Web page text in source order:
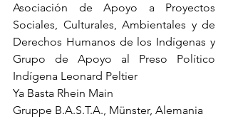
Asociación de Apoyo a Proyectos
Sociales, Culturales, Ambientales y de
Derechos Humanos de los Indígenas y
Grupo de Apoyo al Preso Político
Indígena Leonard Peltier
Ya Basta Rhein Main
Gruppe B.A.S.T.A., Münster, Alemania